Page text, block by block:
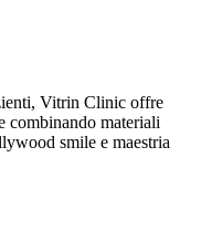
Vitrin Clinic offre
combinando materiali
smile e maestria